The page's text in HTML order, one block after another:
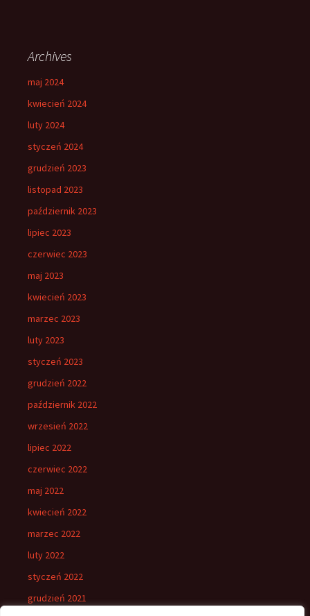
Archives
maj 2024
kwiecień 2024
luty 2024
styczeń 2024
grudzień 2023
listopad 2023
październik 2023
lipiec 2023
czerwiec 2023
maj 2023
kwiecień 2023
marzec 2023
luty 2023
styczeń 2023
grudzień 2022
październik 2022
wrzesień 2022
lipiec 2022
czerwiec 2022
maj 2022
kwiecień 2022
marzec 2022
luty 2022
styczeń 2022
grudzień 2021